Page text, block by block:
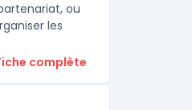
ou
les
complète